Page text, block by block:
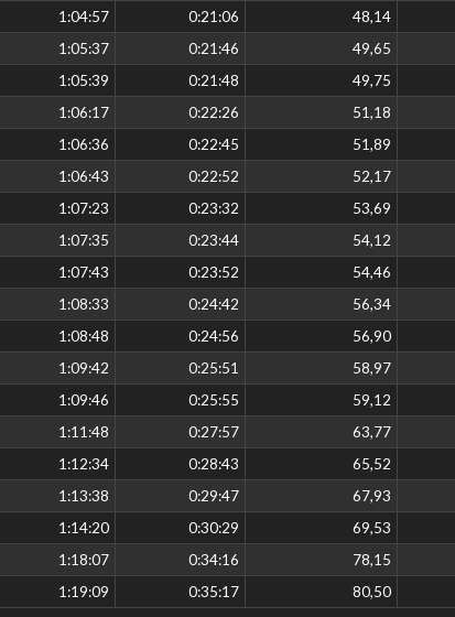
1:04:57 0:21:06 48,14
1:05:37 0:21:46 49,65
1:05:39 0:21:48 49,75
1:06:17 0:22:26 51,18
1:06:36 0:22:45 51,89
1:06:43 0:22:52 52,17
1:07:23 0:23:32 53,69
1:07:35 0:23:44 54,12
1:07:43 0:23:52 54,46
1:08:33 0:24:42 56,34
1:08:48 0:24:56 56,90
1:09:42 0:25:51 58,97
1:09:46 0:25:55 59,12
1:11:48 0:27:57 63,77
1:12:34 0:28:43 65,52
1:13:38 0:29:47 67,93
1:14:20 0:30:29 69,53
1:18:07 0:34:16 78,15
1:19:09 0:35:17 80,50